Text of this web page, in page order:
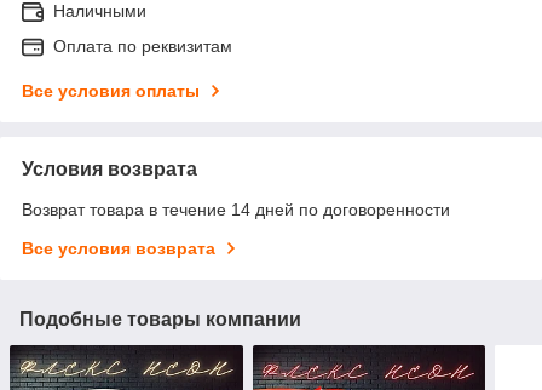
Наличными
Оплата по реквизитам
Все условия оплаты
Условия возврата
Возврат товара в течение 14 дней по договоренности
Все условия возврата
Подобные товары компании